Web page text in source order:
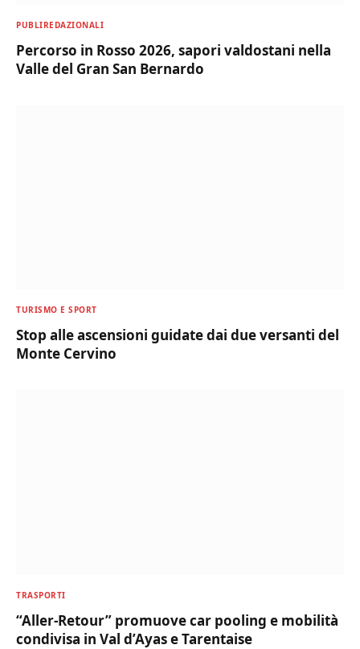
PUBLIREDAZIONALI
Percorso in Rosso 2026, sapori valdostani nella
Valle del Gran San Bernardo
TURISMO E SPORT
Stop alle ascensioni guidate dai due versanti del
Monte Cervino
TRASPORTI
“Aller-Retour” promuove car pooling e mobilità
condivisa in Val d’Ayas e Tarentaise